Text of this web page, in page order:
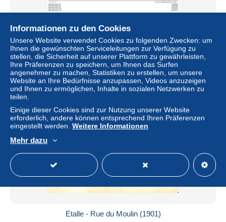
julot1939 ... VANCE ..-- LIMERLE ..-- Maison COLLETTE .
Vers VANCE ( Mr Fernand LUCAS ) . Voir verso .
± 27,74 $
Status Privatperson
Etalle - Rue du Moulin (1901)
Informationen zu den Cookies
Unsere Website verwendet Cookies zu folgenden Zwecken: um
Ihnen die gewünschten Serviceleitungen zur Verfügung zu
stellen, die Sicherheit auf unserer Plattform zu gewährleisten,
Ihre Präferenzen zu speichern, um Ihnen das Surfen
angenehmer zu machen, Statistiken zu erstellen, um unsere
Website an Ihre Bedürfnisse anzupassen, Videos anzuzeigen
und Ihnen zu ermöglichen, Inhalte in sozialen Netzwerken zu
teilen.
Einige dieser Cookies sind zur Nutzung unserer Website
erforderlich, andere können entsprechend Ihren Präferenzen
eingestellt werden. Weitere Informationen
Mehr dazu